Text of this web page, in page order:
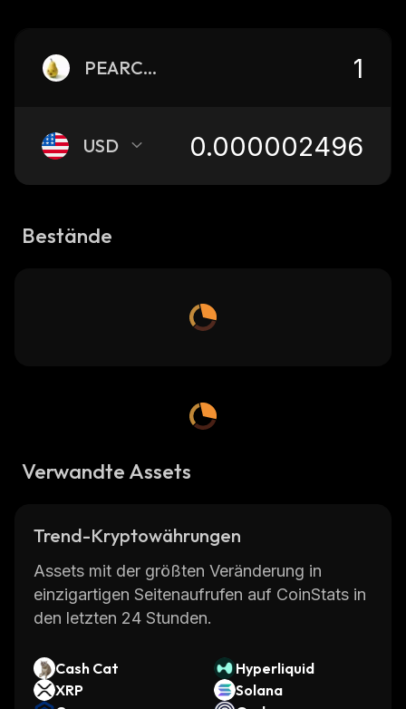
PEARCHUA
USD
Bestände
Verwandte Assets
Trend-Kryptowährungen
Assets mit der größten Veränderung in
einzigartigen Seitenaufrufen auf CoinStats in
den letzten 24 Stunden.
Cash Cat
Hyperliquid
XRP
Solana